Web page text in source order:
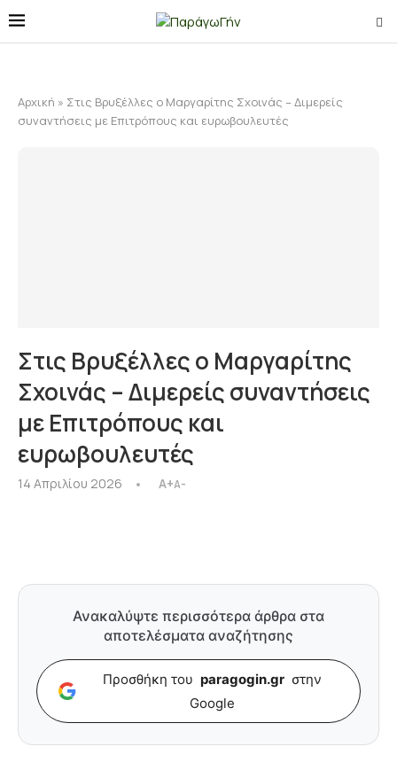
Αρχική » Στις Βρυξέλλες ο Μαργαρίτης Σχοινάς – Διμερείς
συναντήσεις με Επιτρόπους και ευρωβουλευτές
Στις Βρυξέλλες ο Μαργαρίτης
Σχοινάς – Διμερείς συναντήσεις
με Επιτρόπους και
ευρωβουλευτές
14 Απριλίου 2026 A+A-
Ανακαλύψτε περισσότερα άρθρα στα
αποτελέσματα αναζήτησης
Προσθήκη του paragogin.gr στην
Google